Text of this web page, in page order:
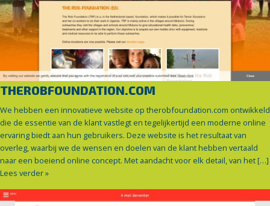
THEROBFOUNDATION.COM
We hebben een innovatieve website op therobfoundation.com ontwikkeld
die de essentie van de klant vastlegt en tegelijkertijd een moderne online
ervaring biedt aan hun gebruikers. Deze website is het resultaat van
overleg, waarbij we de wensen en doelen van de klant hebben vertaald
naar een boeiend online concept. Met aandacht voor elk detail, van het […]
Lees verder »